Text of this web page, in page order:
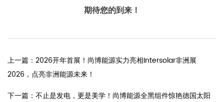
期待您的到来！
上一篇：2026开年首展！尚博能源实力亮相Intersolar非洲展
2026，点亮非洲能源未来！
下一篇：不止是发电，更是美学！尚博能源全黑组件惊艳德国太阳